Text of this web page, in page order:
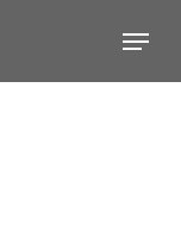
Menu